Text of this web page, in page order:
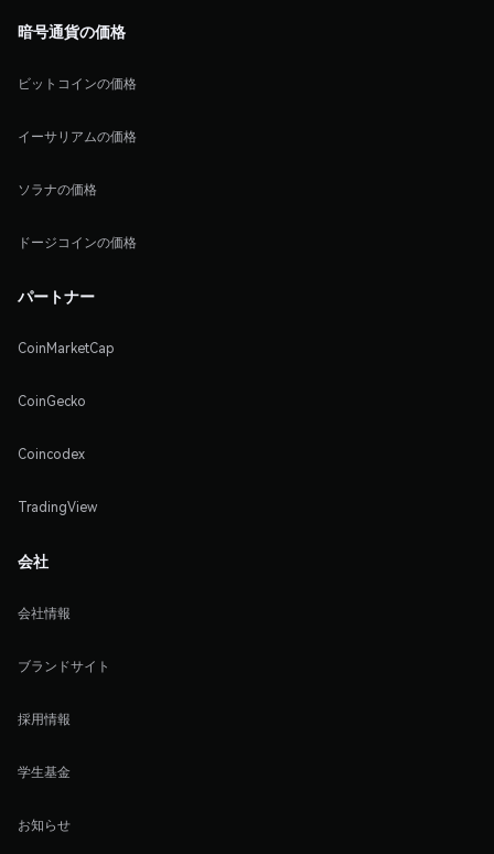
暗号通貨の価格
ビットコインの価格
イーサリアムの価格
ソラナの価格
ドージコインの価格
パートナー
CoinMarketCap
CoinGecko
Coincodex
TradingView
会社
会社情報
ブランドサイト
採用情報
学生基金
お知らせ